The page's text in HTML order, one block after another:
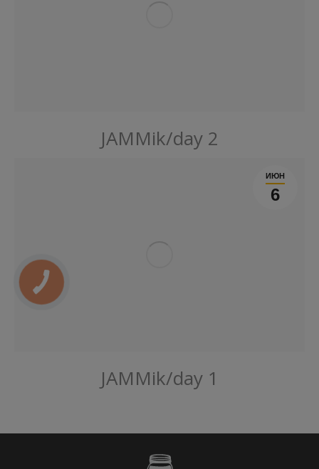
JAMMik/day 2
ИЮН
6
JAMMik/day 1